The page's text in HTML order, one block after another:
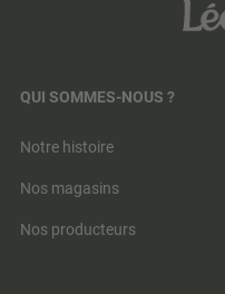
QUI SOMMES-NOUS ?
Notre histoire
Nos magasins
Nos producteurs